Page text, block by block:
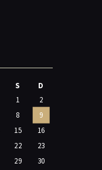
S
D
1
2
8
9
15
16
22
23
29
30